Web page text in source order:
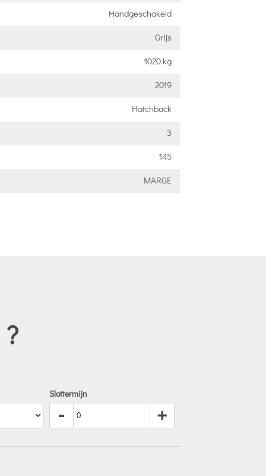
Handgeschakeld
Grijs
1020 kg
2019
Hatchback
3
145
MARGE
Slottermijn
- +